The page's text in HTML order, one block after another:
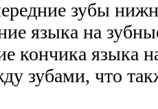
зубы
языка на
кончика языка
зубами, что